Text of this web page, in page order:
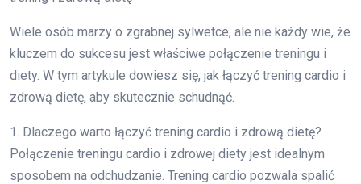
Wiele osób marzy o zgrabnej sylwetce, ale nie każdy wie, że
kluczem do sukcesu jest właściwe połączenie treningu i
diety. W tym artykule dowiesz się, jak łączyć trening cardio i
zdrową dietę, aby skutecznie schudnąć.
1. Dlaczego warto łączyć trening cardio i zdrową dietę?
Połączenie treningu cardio i zdrowej diety jest idealnym
sposobem na odchudzanie. Trening cardio pozwala spalić